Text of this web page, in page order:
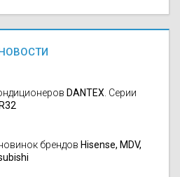
DANTEX . Серии
брендов Hisense, MDV,